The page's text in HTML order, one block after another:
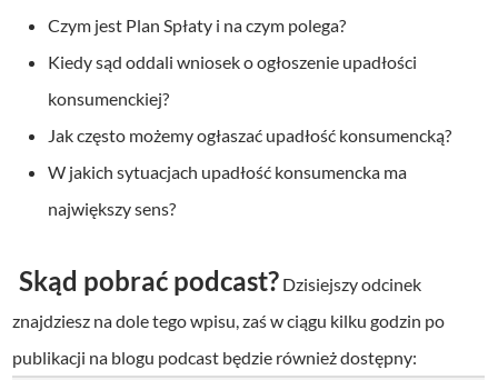
Czym jest Plan Spłaty i na czym polega?
Kiedy sąd oddali wniosek o ogłoszenie upadłości
konsumenckiej?
Jak często możemy ogłaszać upadłość konsumencką?
W jakich sytuacjach upadłość konsumencka ma
największy sens?
Skąd pobrać podcast? Dzisiejszy odcinek
znajdziesz na dole tego wpisu, zaś w ciągu kilku godzin po
publikacji na blogu podcast będzie również dostępny: